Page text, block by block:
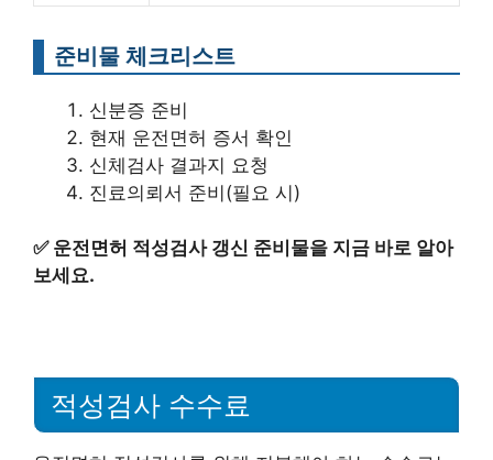
준비물 체크리스트
신분증 준비
현재 운전면허 증서 확인
신체검사 결과지 요청
진료의뢰서 준비(필요 시)
✅ 운전면허 적성검사 갱신 준비물을 지금 바로 알아
보세요.
적성검사 수수료